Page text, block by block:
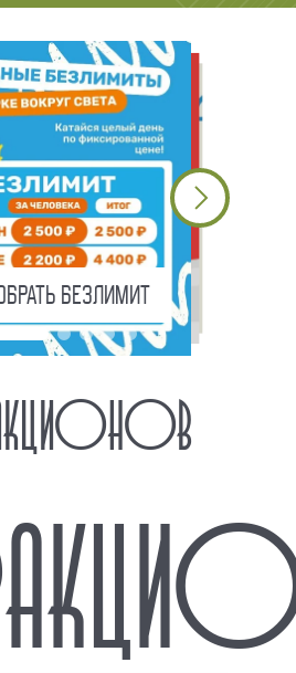
БЕЗЛИМИТ
ВЫБРАТЬ ПАКЕТ